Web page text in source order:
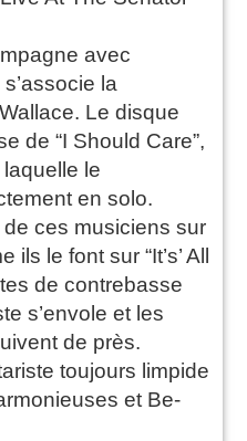
avec
la
Le disque
de “I Should Care”,
le
en solo.
de ces musiciens sur
le font sur “It’s’ All
de contrebasse
s’envole et les
de près.
toujours limpide
et Be-